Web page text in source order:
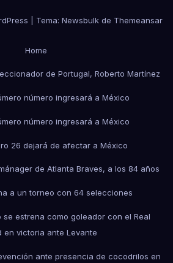
Tema: Newsbulkde Themeansar
Home
de Portugal, Roberto Martínez
número ingresará a México
número ingresará a México
26 dejará de afectar a México
de Atlanta Braves, a los 84 años
a un torneo con 64 selecciones
se estrena como goleador con el Real
en victoria ante Levante
ante presencia de cocodrilos en